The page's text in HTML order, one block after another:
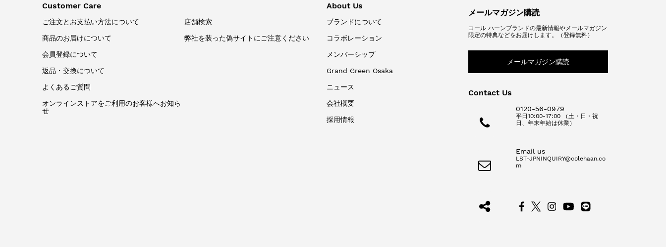
Customer Care
ご注文とお支払い方法について
商品のお届けについて
会員登録について
返品・交換について
よくあるご質問
オンラインストアをご利用のお客様へお知ら
せ
店舗検索
弊社を装った偽サイトにご注意ください
About Us
ブランドについて
コラボレーション
メンバーシップ
Grand Green Osaka
ニュース
会社概要
採用情報
メールマガジン購読
コール ハーンブランドの最新情報やメールマガジン
限定の特典などをお届けします。（登録無料）
メールマガジン購読
Contact Us
0120-56-0979
平日10:00-17:00 （土・日・祝
日、年末年始は休業）
Email us
LST-JPNINQUIRY@colehaan.co
m